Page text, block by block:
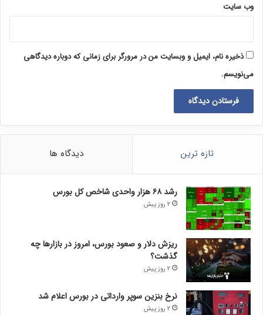
وب‌ سایت
ذخیره نام، ایمیل و وبسایت من در مرورگر برای زمانی که دوباره دیدگاهی
می‌نویسم.
تازه ترین دیدگاه ها
رشد ۶۸ هزار واحدی شاخص کل بورس
2 روز پیش
ریزش دلار و صعود بورس، امروز در بازارها چه
گذشت؟
2 روز پیش
نرخ بنزین سوپر وارداتی در بورس اعلام شد
2 روز پیش